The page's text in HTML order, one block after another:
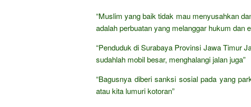
“Muslim yang baik tidak mau menyusahkan
adalah perbuatan yang melanggar hukum dan
“Penduduk di Surabaya Provinsi Jawa Timur
sudahlah mobil besar, menghalangi jalan juga”
“Bagusnya diberi sanksi sosial pada yang
atau kita lumuri kotoran”